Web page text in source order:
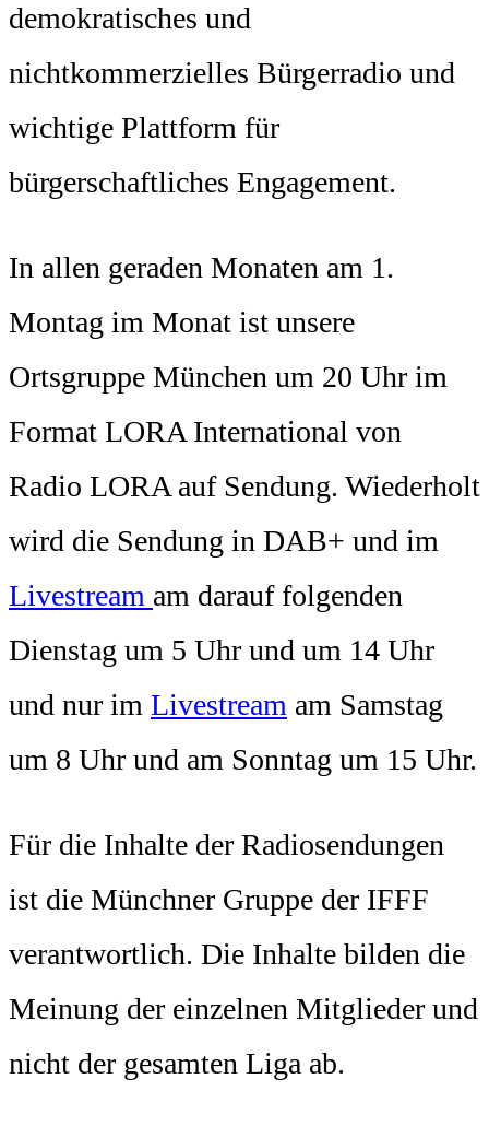
demokratisches und
nichtkommerzielles Bürgerradio und
wichtige Plattform für
bürgerschaftliches Engagement.
In allen geraden Monaten am 1.
Montag im Monat ist unsere
Ortsgruppe München um 20 Uhr im
Format LORA International von
Radio LORA auf Sendung. Wiederholt
wird die Sendung in DAB+ und im
Livestream am darauf folgenden
Dienstag um 5 Uhr und um 14 Uhr
und nur im Livestream am Samstag
um 8 Uhr und am Sonntag um 15 Uhr.
Für die Inhalte der Radiosendungen
ist die Münchner Gruppe der IFFF
verantwortlich. Die Inhalte bilden die
Meinung der einzelnen Mitglieder und
nicht der gesamten Liga ab.